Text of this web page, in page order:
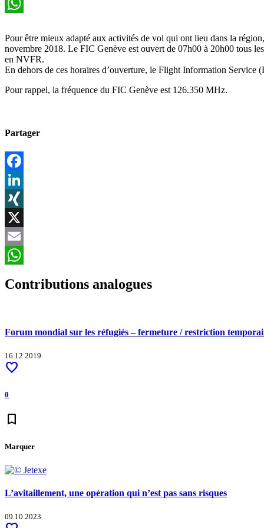
Email
Pour être mieux adapté aux activités de vol qui ont lieu dans la
novembre 2018. Le FIC Genève est ouvert de 07h00 à 20h00 tous
en NVFR.
En dehors de ces horaires d’ouverture, le Flight Information
Pour rappel, la fréquence du FIC Genève est 126.350 MHz.
Partager
Facebook
LinkedIn
XING
X
Email
Contributions analogues
Forum mondial sur les réfugiés – fermeture / restriction
16.12.2019
favorite
0
bookmark
Marquer
L’avitaillement, une opération qui n’est pas sans risques
09.10.2023